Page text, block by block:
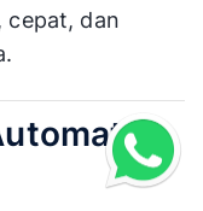
cepat, dan